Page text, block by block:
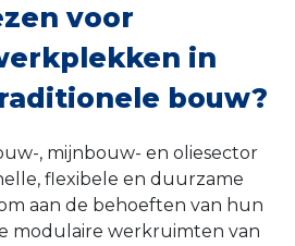
voor
in
bouw?
, mijnbouw- en oliesector
flexibele en duurzame
aan de behoeften van hun
modulaire werkruimten van